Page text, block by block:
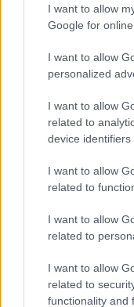
I want to allow
Google for
I want to allow
personalized
I want to allow
related to
device identifiers
I want to allow
related to
I want to allow
related to
I want to allow
related to
functionality and
αμίαντο για
Βαλτιμόρης στη
χαλυβουργία, οι
διακανονισμό
συνολικού
του 1990.
Λίγα χρόνια
εκ μέρους του
Medicaid που
άρρωστους
κατέληξε σε